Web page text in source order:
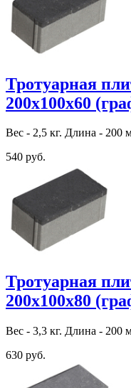
Тротуарная
200х100х60
Вес - 2,5 кг. Длина -
540 руб.
Тротуарная
200х100х80
Вес - 3,3 кг. Длина -
630 руб.